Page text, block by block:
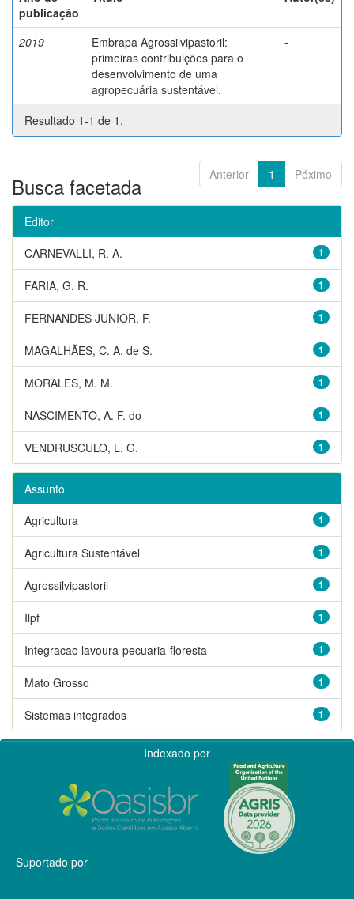
publicação
2019
Embrapa Agrossilvipastoril:
primeiras contribuições para o
desenvolvimento de uma
agropecuária sustentável.
-
Resultado 1-1 de 1.
Anterior 1 Póximo
Busca facetada
Editor
1
CARNEVALLI, R. A.
1
FARIA, G. R.
1
FERNANDES JUNIOR, F.
1
MAGALHÃES, C. A. de S.
1
MORALES, M. M.
1
NASCIMENTO, A. F. do
1
VENDRUSCULO, L. G.
Assunto
1
Agricultura
1
Agricultura Sustentável
1
Agrossilvipastoril
1
Ilpf
1
Integracao lavoura-pecuaria-floresta
1
Mato Grosso
1
Sistemas integrados
Indexado por
Suportado por